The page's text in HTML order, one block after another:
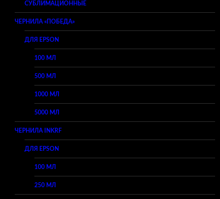
СУБЛИМАЦИОННЫЕ
ЧЕРНИЛА «ПОБЕДА»
ДЛЯ EPSON
100 МЛ
500 МЛ
1000 МЛ
5000 МЛ
ЧЕРНИЛА INKRF
ДЛЯ EPSON
100 МЛ
250 МЛ